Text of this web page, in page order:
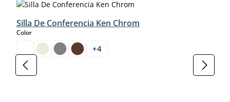
Silla De Conferencia Ken Chrom
Colorselect
+4